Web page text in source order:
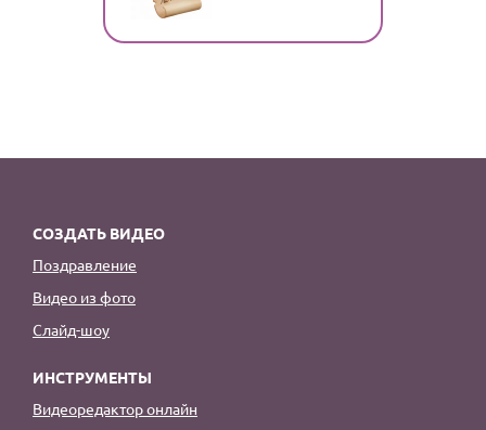
СОЗДАТЬ ВИДЕО
Поздравление
Видео из фото
Слайд-шоу
ИНСТРУМЕНТЫ
Видеоредактор онлайн